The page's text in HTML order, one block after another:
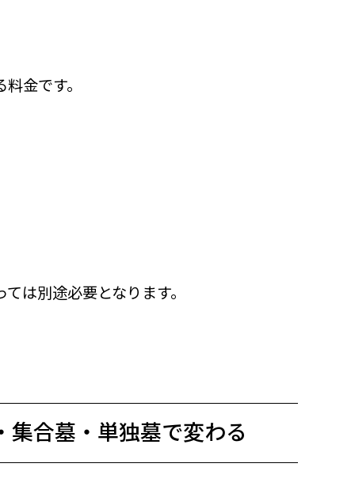
金です。
は別途必要となります。
集合墓・単独墓で変わる